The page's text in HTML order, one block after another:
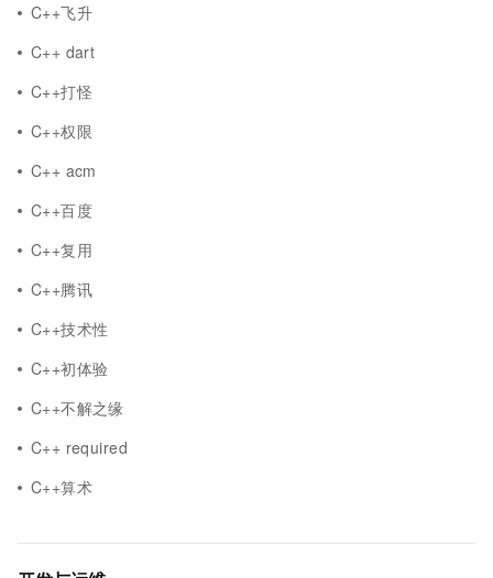
C++飞升
C++ dart
C++打怪
C++权限
C++ acm
C++百度
C++复用
C++腾讯
C++技术性
C++初体验
C++不解之缘
C++ required
C++算术